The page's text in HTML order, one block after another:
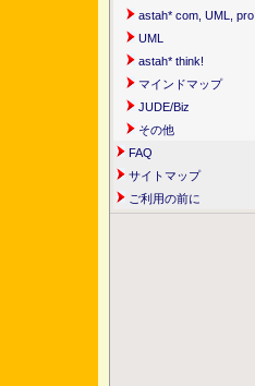
astah* com, UML, pro
UML
astah* think!
マインドマップ
JUDE/Biz
その他
FAQ
サイトマップ
ご利用の前に